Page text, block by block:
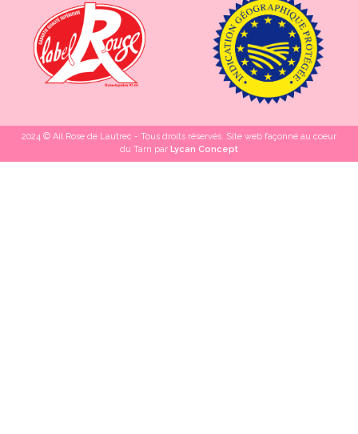
2024 © Ail Rose de Lautrec - Tous droits réservés. Site web façonné au coeur
du Tarn par Lycan Concept